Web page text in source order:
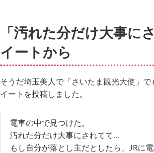
「汚れた分だけ大事
イートから
そうだ埼玉美人で「さいたま観光大使」
イートを投稿しました。
電車の中で見つけた。
汚れた分だけ大事にされてて…
もし自分が落とし主だとしたら、JRに